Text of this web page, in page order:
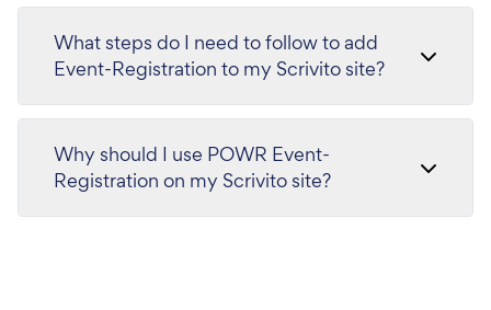
What steps do I need to follow to add
Event-Registration to my Scrivito site?
Why should I use POWR Event-
Registration on my Scrivito site?